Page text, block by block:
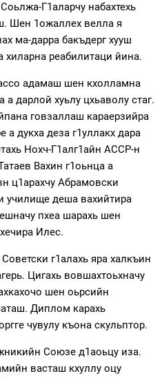
Г1аларчу набахтехь
Шен 1ожаллех велла я
ма-дарра бакъдерг хууш
реабилитаци йина.
адамаш шен кхолламна
дарлой хуьлу цхьаволу стаг.
говзаллаш караерзийра
а дукха деза г1уллакх дара
Нохч-Г1алг1айн АССР-н
Вахин г1оьнца а
ц1арахчу Абрамовски
училище деша вахийтира
пхеа шарахь шен
Илес.
г1алахь яра халкъин
Цигахь вовшахтоьхначу
шен оьрсийн
Диплом карахь
чувулу къона скульптор.
Союзе д1аоьцу иза.
васташ кхуллу оцу